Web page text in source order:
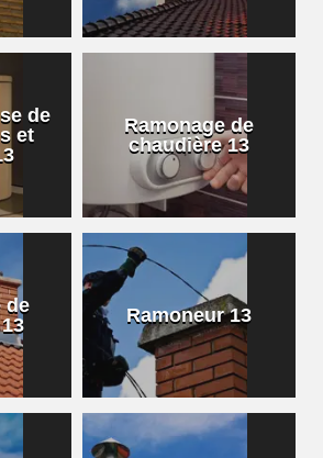
de
et
Ramonage de
chaudière 13
de
Ramoneur 13